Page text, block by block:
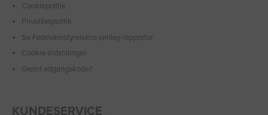
Cookiepolitik
Privatlivspolitik
Se Fødevarestyrelsens smiley-rapporter
Cookie-indstillinger
Glemt adgangskode?
KUNDESERVICE